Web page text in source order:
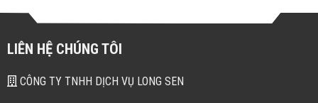
LIÊN HỆ CHÚNG TÔI
CÔNG TY TNHH DỊCH VỤ LONG SEN